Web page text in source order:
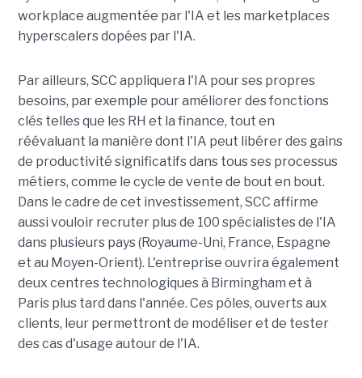
workplace augmentée par l'IA et les marketplaces
hyperscalers dopées par l'IA.
Par ailleurs, SCC appliquera l'IA pour ses propres
besoins, par exemple pour améliorer des fonctions
clés telles que les RH et la finance, tout en
réévaluant la manière dont l'IA peut libérer des gains
de productivité significatifs dans tous ses processus
métiers, comme le cycle de vente de bout en bout.
Dans le cadre de cet investissement, SCC affirme
aussi vouloir recruter plus de 100 spécialistes de l'IA
dans plusieurs pays (Royaume-Uni, France, Espagne
et au Moyen-Orient). L'entreprise ouvrira également
deux centres technologiques à Birmingham et à
Paris plus tard dans l'année. Ces pôles, ouverts aux
clients, leur permettront de modéliser et de tester
des cas d'usage autour de l'IA.